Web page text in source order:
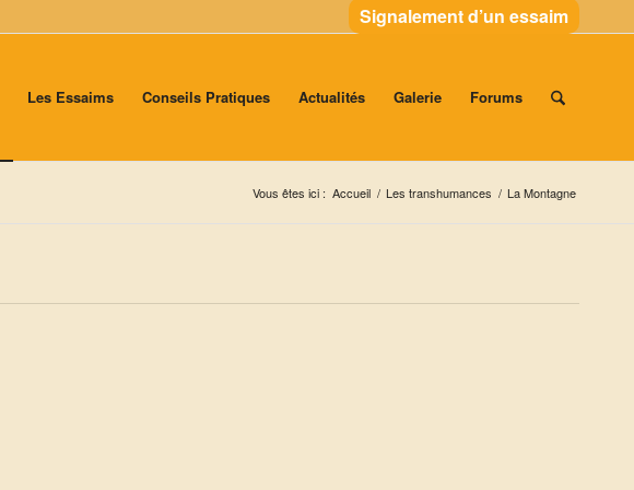
Signalement d’un essaim
Les Essaims Conseils Pratiques Actualités Galerie Forums
Vous êtes ici : Accueil / Les transhumances / La Montagne